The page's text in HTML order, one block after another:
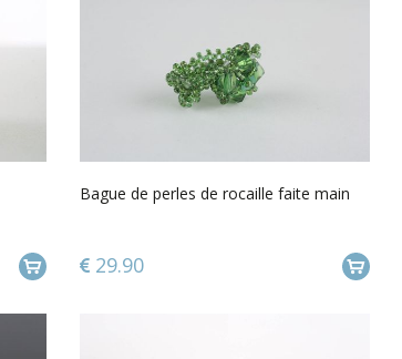
Bague de perles de rocaille faite main
29.90